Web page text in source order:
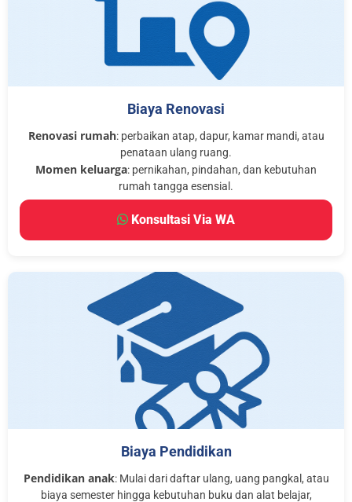
Biaya Renovasi
Renovasi rumah: perbaikan atap, dapur, kamar mandi, atau
penataan ulang ruang.
Momen keluarga: pernikahan, pindahan, dan kebutuhan
rumah tangga esensial.
Konsultasi Via WA
Biaya Pendidikan
Pendidikan anak: Mulai dari daftar ulang, uang pangkal, atau
biaya semester hingga kebutuhan buku dan alat belajar,